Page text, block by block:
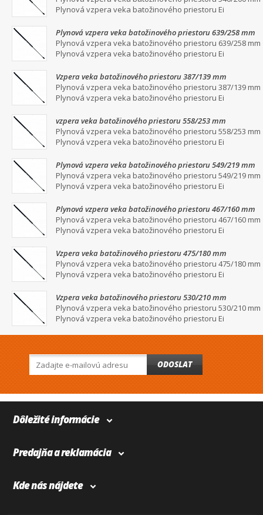
Plynová vzpera veka batožinového priestoru Ei
Plynová vzpera veka batožinového priestoru 639/258 mm
Plynová vzpera veka batožinového priestoru 639/258 mm
Plynová vzpera veka batožinového priestoru Ei
Vzpera veka batožinového priestoru 387/139 mm
Plynová vzpera veka batožinového priestoru 387/139 mm
Plynová vzpera veka batožinového priestoru Ei
vzpera veka batožinového priestoru 558/253 mm
Plynová vzpera veka batožinového priestoru 558/253 mm
Plynová vzpera veka batožinového priestoru Ei
Plynová vzpera veka batožinového priestoru 549/219 mm
Plynová vzpera veka batožinového priestoru 549/219 mm
Plynová vzpera veka batožinového priestoru Ei
Plynová vzpera veka batožinového priestoru 467/160 mm
Plynová vzpera veka batožinového priestoru 467/160 mm
Plynová vzpera veka batožinového priestoru Ei
Vzpera veka batožinového priestoru 475/180 mm
Plynová vzpera veka batožinového priestoru 475/180 mm
Plynová vzpera veka batožinového priestoru Ei
Vzpera veka batožinového priestoru 530/210 mm
Plynová vzpera veka batožinového priestoru 530/210 mm
Plynová vzpera veka batožinového priestoru Ei
ODOSLAT
Dôležité informácie
Predajňa a reklamácia
Kde nás nájdete